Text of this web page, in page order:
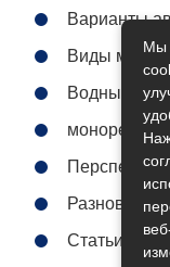
Варианты
Виды метро
Водный
монорельс
Статьи
Мы